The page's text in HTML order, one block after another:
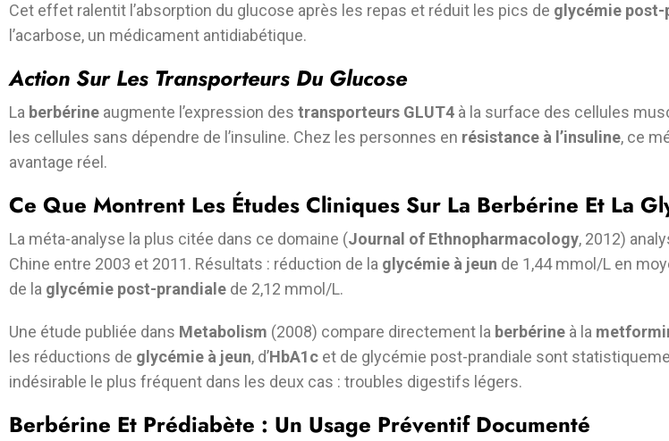
Cet effet ralentit l’absorption du glucose après les repas et réduit les pics de glycémie post-
l’acarbose, un médicament antidiabétique.
Action Sur Les Transporteurs Du Glucose
La berbérine augmente l’expression des transporteurs GLUT4 à la surface des cellules
les cellules sans dépendre de l’insuline. Chez les personnes en résistance à l’insuline, ce
avantage réel.
Ce Que Montrent Les Études Cliniques Sur La Berbérine Et La
La méta-analyse la plus citée dans ce domaine (Journal of Ethnopharmacology, 2012)
Chine entre 2003 et 2011. Résultats : réduction de la glycémie à jeun de 1,44 mmol/L en
de la glycémie post-prandiale de 2,12 mmol/L.
Une étude publiée dans Metabolism (2008) compare directement la berbérine à la
les réductions de glycémie à jeun, d’HbA1c et de glycémie post-prandiale sont
indésirable le plus fréquent dans les deux cas : troubles digestifs légers.
Berbérine Et Prédiabète : Un Usage Préventif Documenté